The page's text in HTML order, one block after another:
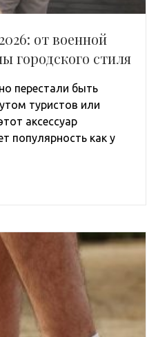
от военной
городского стиля
перестали быть
туристов или
аксессуар
популярность как у